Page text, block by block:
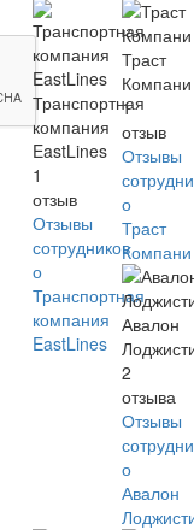
Транспортная
компания
EastLines
1
отзыв
Отзывы
сотрудников
о
Транспортная
компания
EastLines
Траст
Компани
1
отзыв
Отзывы
о
Траст
Компани
Авалон
2
отзыва
Отзывы
о
Авалон